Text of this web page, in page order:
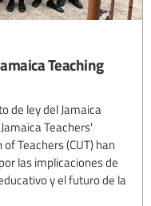
Teaching
de ley del Jamaica
Teachers'
Teachers (CUT) han
las implicaciones de
y el futuro de la